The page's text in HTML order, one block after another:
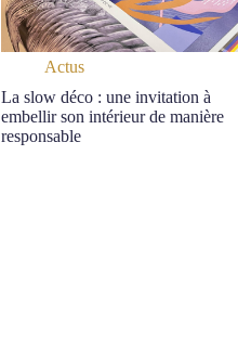
Actus
La slow déco : une invitation à
embellir son intérieur de manière
responsable